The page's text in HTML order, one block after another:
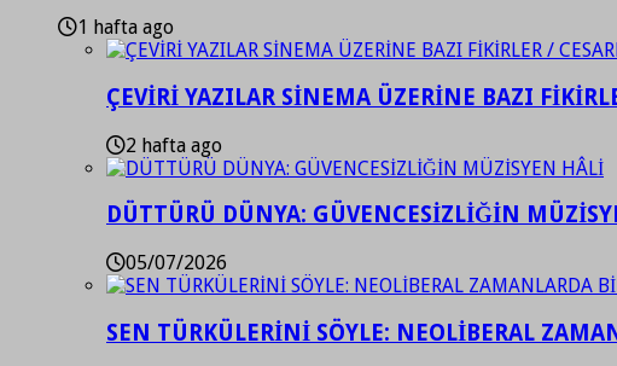
1 hafta ago
ÇEVİRİ YAZILAR SİNEMA ÜZERİNE BAZI
2 hafta ago
DÜTTÜRÜ DÜNYA: GÜVENCESİZLİĞİN
05/07/2026
SEN TÜRKÜLERİNİ SÖYLE: NEOLİBERAL